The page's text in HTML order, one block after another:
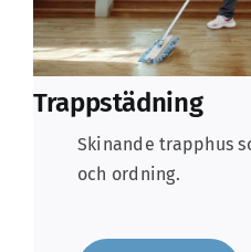
Trappstädning
Skinande trapphus
och ordning.